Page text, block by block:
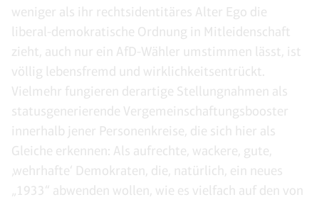
weniger als ihr rechtsidentitäres Alter Ego die
liberal-demokratische Ordnung in Mitleidenschaft
zieht, auch nur ein AfD-Wähler umstimmen lässt, ist
völlig lebensfremd und wirklichkeitsentrückt.
Vielmehr fungieren derartige Stellungnahmen als
statusgenerierende Vergemeinschaftungsbooster
innerhalb jener Personenkreise, die sich hier als
Gleiche erkennen: Als aufrechte, wackere, gute,
‚wehrhafte‘ Demokraten, die, natürlich, ein neues
„1933“ abwenden wollen, wie es vielfach auf den von